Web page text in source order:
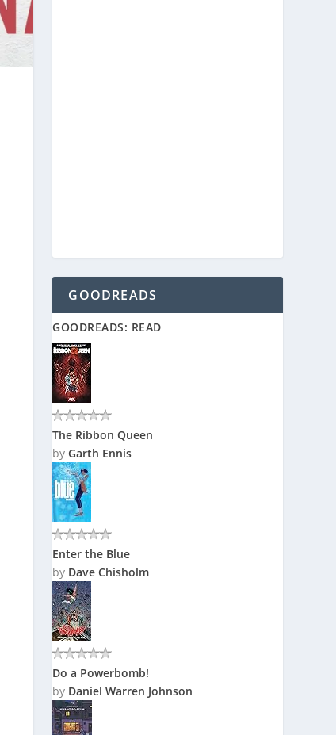
GOODREADS
GOODREADS: READ
The Ribbon Queen
byGarth Ennis
Enter the Blue
by Dave Chisholm
Do a Powerbomb!
by Daniel Warren Johnson